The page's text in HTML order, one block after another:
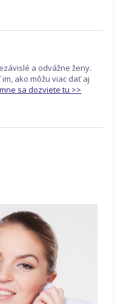
a odvážne ženy.
ako môžu viac dať aj
sa dozviete tu >>